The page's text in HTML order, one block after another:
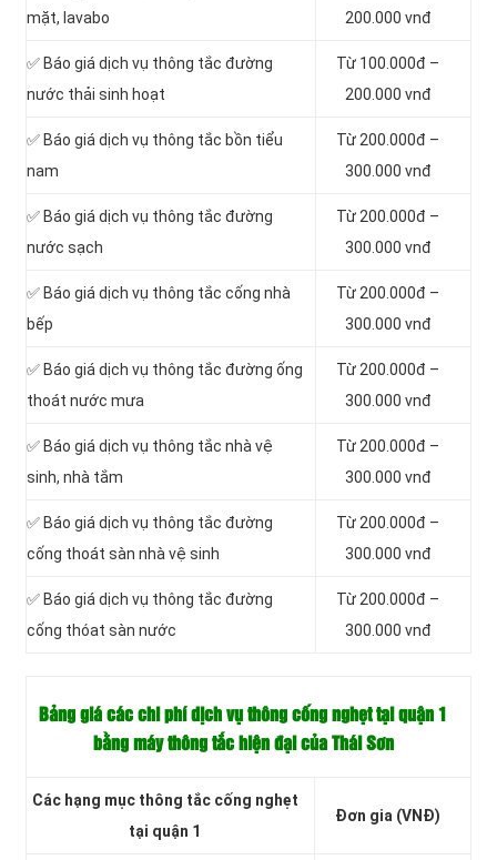
mặt, lavabo
200.000 vnđ
‎✅ Báo giá dịch vụ thông tắc đường
nước thải sinh hoạt
Từ 100.000đ –
200.000 vnđ
✅ Báo giá dịch vụ thông tắc bồn tiểu
nam
Từ 200.000đ –
300.000 vnđ
✅ Báo giá dịch vụ thông tắc đường
nước sạch
Từ 200.000đ –
300.000 vnđ
✅ Báo giá dịch vụ thông tắc cống nhà
bếp
Từ 200.000đ –
300.000 vnđ
✅ Báo giá dịch vụ thông tắc đường ống
thoát nước mưa
Từ 200.000đ –
300.000 vnđ
✅ Báo giá dịch vụ thông tắc nhà vệ
sinh, nhà tắm
Từ 200.000đ –
300.000 vnđ
✅ Báo giá dịch vụ thông tắc đường
cống thoát sàn nhà vệ sinh
Từ 200.000đ –
300.000 vnđ
✅ Báo giá dịch vụ thông tắc đường
cống thóat sàn nước
Từ 200.000đ –
300.000 vnđ
Bảng giá các chi phí dịch vụ thông cống nghẹt tại quận 1
bằng máy thông tắc hiện đại của Thái Sơn
Các hạng mục thông tắc cống nghẹt
tại quận 1
Đơn gia (VNĐ)